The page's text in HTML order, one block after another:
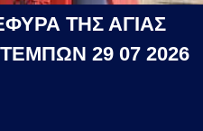
ΤΗΣ ΑΓΙΑΣ
29 07 2026